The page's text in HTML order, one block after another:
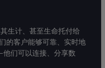
生计、甚至生命托付给
的客户能够可靠、实时地
们可以连接、分享数